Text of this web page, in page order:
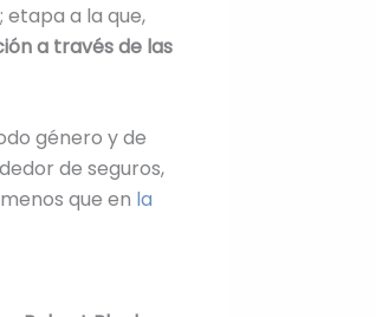
etapa a la que,
a través de las
género y de
de seguros,
que en la